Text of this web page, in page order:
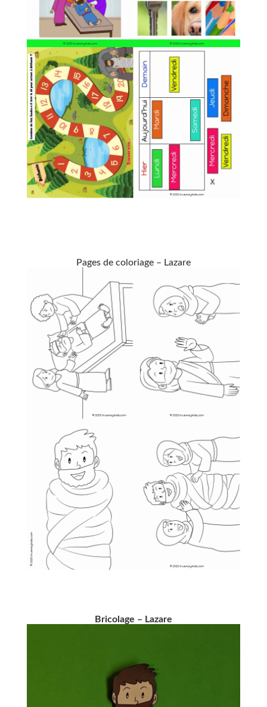
Pages de coloriage – Lazare
Bricolage – Lazare